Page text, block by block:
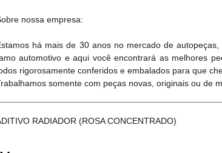
nossa empresa:
há mais de 30 anos no mercado de
automotivo e aqui você encontrará as melhores
rigorosamente conferidos e embalados para que
somente com peças novas, originais ou de
RADIADOR (ROSA CONCENTRADO)